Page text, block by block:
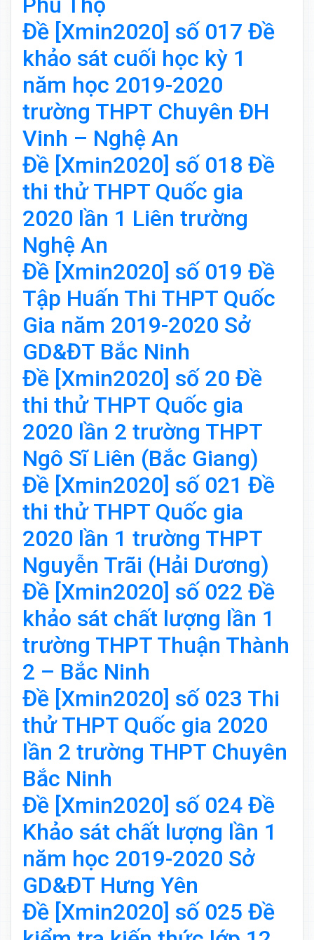
Đề [Xmin2020] số 017 Đề
khảo sát cuối học kỳ 1
năm học 2019-2020
trường THPT Chuyên ĐH
Vinh – Nghệ An
Đề [Xmin2020] số 018 Đề
thi thử THPT Quốc gia
2020 lần 1 Liên trường
Nghệ An
Đề [Xmin2020] số 019 Đề
Tập Huấn Thi THPT Quốc
Gia năm 2019-2020 Sở
GD&ĐT Bắc Ninh
Đề [Xmin2020] số 20 Đề
thi thử THPT Quốc gia
2020 lần 2 trường THPT
Ngô Sĩ Liên (Bắc Giang)
Đề [Xmin2020] số 021 Đề
thi thử THPT Quốc gia
2020 lần 1 trường THPT
Nguyễn Trãi (Hải Dương)
Đề [Xmin2020] số 022 Đề
khảo sát chất lượng lần 1
trường THPT Thuận Thành
2 – Bắc Ninh
Đề [Xmin2020] số 023 Thi
thử THPT Quốc gia 2020
lần 2 trường THPT Chuyên
Bắc Ninh
Đề [Xmin2020] số 024 Đề
Khảo sát chất lượng lần 1
năm học 2019-2020 Sở
GD&ĐT Hưng Yên
Đề [Xmin2020] số 025 Đề